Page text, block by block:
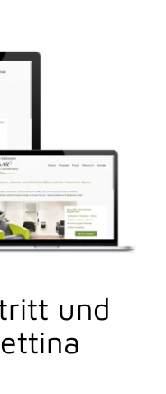
und